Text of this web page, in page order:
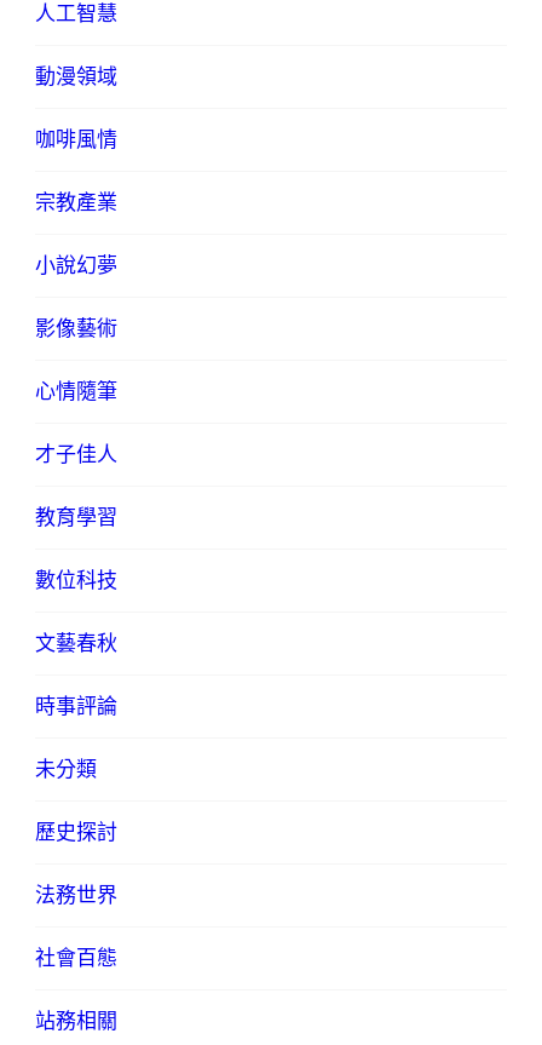
人工智慧
動漫領域
咖啡風情
宗教產業
小說幻夢
影像藝術
心情隨筆
才子佳人
教育學習
數位科技
文藝春秋
時事評論
未分類
歷史探討
法務世界
社會百態
站務相關